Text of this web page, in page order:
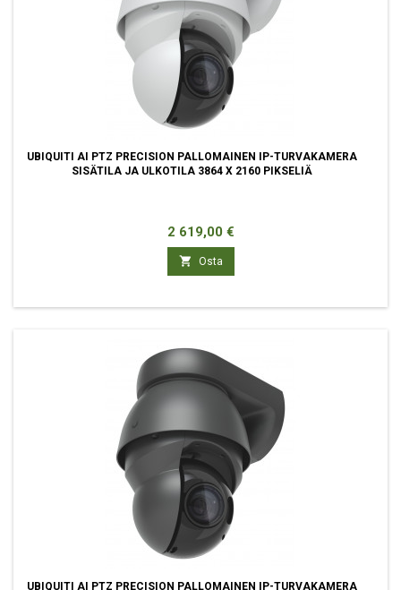
UBIQUITI AI PTZ PRECISION PALLOMAINEN IP-TURVAKAMERA
SISÄTILA JA ULKOTILA 3864 X 2160 PIKSELIÄ
Hinta
2 619,00 €
 Osta
UBIQUITI AI PTZ PRECISION PALLOMAINEN IP-TURVAKAMERA